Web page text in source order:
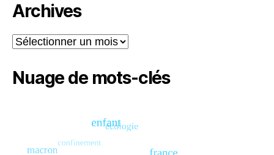
Archives
Archives
Nuage de mots-clés